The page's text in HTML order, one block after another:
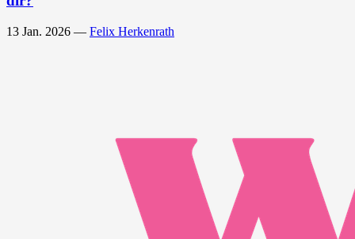
13 Jan. 2026 — Felix Herkenrath